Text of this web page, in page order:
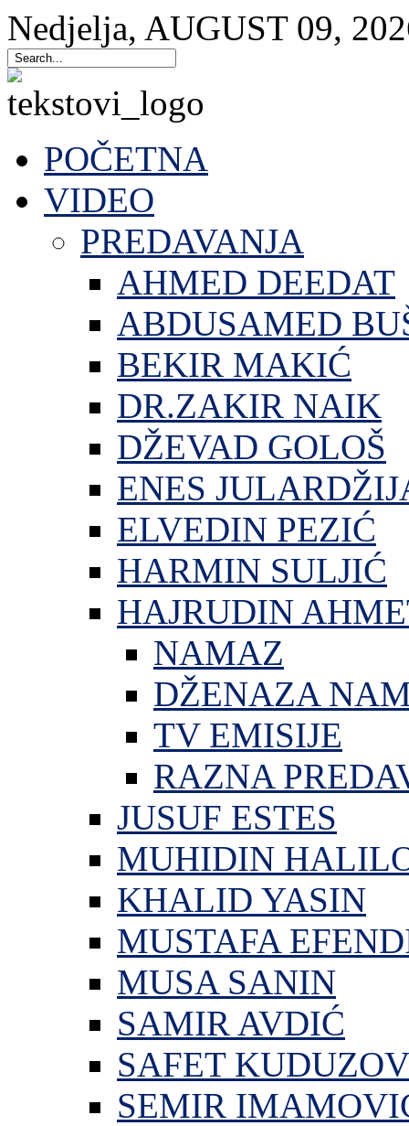
Nedjelja, AUGUST 09,
POČETNA
VIDEO
PREDAVANJA
AHMED DEEDAT
ABDUSAMED
BEKIR MAKIĆ
DR.ZAKIR NAIK
DŽEVAD GOLOŠ
ENES
ELVEDIN PEZIĆ
HARMIN SULJIĆ
HAJRUDIN
NAMAZ
DŽENAZA
TV EMISIJE
RAZNA
JUSUF ESTES
MUHIDIN
KHALID YASIN
MUSTAFA
MUSA SANIN
SAMIR AVDIĆ
SAFET
SEMIR